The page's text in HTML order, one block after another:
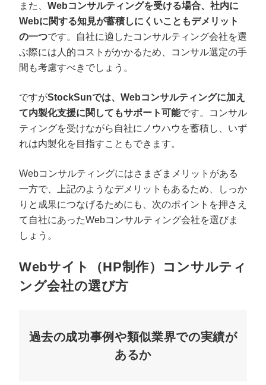
また、 Webコンサルティングを受ける場合、社内に
Webに関する知見が蓄積しにくいこともデメリット
の一つです。自社に適したコンサルティング会社を選
ぶ際には人的コストがかかるため、コンサル選定の手
間も考慮すべきでしょう。
ですがStockSunでは、Webコンサルティングに加え
て内製化支援に関してもサポート可能です。コンサル
ティングを受けながら自社にノウハウを蓄積し、いず
れは内製化を目指すこともできます。
Webコンサルティングにはさまざまメリットがある
一方で、上記のようなデメリットもあるため、しっか
りと成果につなげるためにも、次のポイントを押さえ
て自社にあったWebコンサルティング会社を選びま
しょう。
Webサイト（HP制作）コンサルティ
ング会社の選び方
過去の成功事例や類似業界での実績が
あるか